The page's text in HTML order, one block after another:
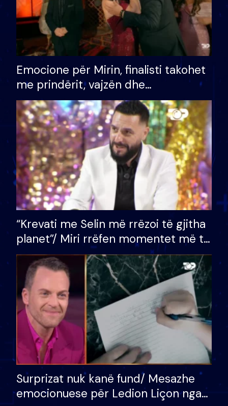
Emocione për Mirin, finalisti takohet
me prindërit, vajzën dhe
bashkëshorten: S’kemi ndonjë letër
divorci apo jo?
“Krevati me Selin më rrëzoi të gjitha
planet”/ Miri rrëfen momentet më të
bukura në shtëpinë e BB VIP: Do më
mungojë zilja e mëngjesit kur…
Surprizat nuk kanë fund/ Mesazhe
emocionuese për Ledion Liçon nga